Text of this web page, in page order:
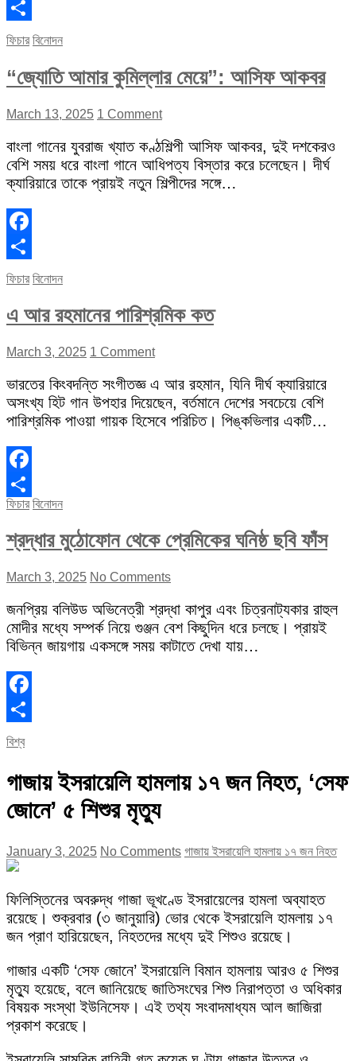
Facebook
Share
ফিচার বিনোদন
“জ্যোতি আমার কুমিল্লার মেয়ে”: আসিফ আকবর
March 13, 2025 1 Comment
বাংলা গানের যুবরাজ খ্যাত কণ্ঠশিল্পী আসিফ আকবর, দুই দশকেরও
বেশি সময় ধরে বাংলা গানে আধিপত্য বিস্তার করে চলেছেন। দীর্ঘ
ক্যারিয়ারে তাকে প্রায়ই নতুন শিল্পীদের সঙ্গে…
Facebook
Share
ফিচার বিনোদন
এ আর রহমানের পারিশ্রমিক কত
March 3, 2025 1 Comment
ভারতের কিংবদন্তি সংগীতজ্ঞ এ আর রহমান, যিনি দীর্ঘ ক্যারিয়ারে
অসংখ্য হিট গান উপহার দিয়েছেন, বর্তমানে দেশের সবচেয়ে বেশি
পারিশ্রমিক পাওয়া গায়ক হিসেবে পরিচিত। পিঙ্কভিলার একটি…
Facebook
Share
ফিচার বিনোদন
শ্রদ্ধার মুঠোফোন থেকে প্রেমিকের ঘনিষ্ঠ ছবি ফাঁস
March 3, 2025 No Comments
জনপ্রিয় বলিউড অভিনেত্রী শ্রদ্ধা কাপুর এবং চিত্রনাট্যকার রাহুল
মোদীর মধ্যে সম্পর্ক নিয়ে গুঞ্জন বেশ কিছুদিন ধরে চলছে। প্রায়ই
বিভিন্ন জায়গায় একসঙ্গে সময় কাটাতে দেখা যায়…
Facebook
Share
বিশ্ব
গাজায় ইসরায়েলি হামলায় ১৭ জন নিহত, ‘সেফ
জোনে’ ৫ শিশুর মৃত্যু
January 3, 2025 No Comments গাজায় ইসরায়েলি হামলায় ১৭ জন নিহত
ফিলিস্তিনের অবরুদ্ধ গাজা ভূখণ্ডে ইসরায়েলের হামলা অব্যাহত
রয়েছে। শুক্রবার (৩ জানুয়ারি) ভোর থেকে ইসরায়েলি হামলায় ১৭
জন প্রাণ হারিয়েছেন, নিহতদের মধ্যে দুই শিশুও রয়েছে।
গাজার একটি ‘সেফ জোনে’ ইসরায়েলি বিমান হামলায় আরও ৫ শিশুর
মৃত্যু হয়েছে, বলে জানিয়েছে জাতিসংঘের শিশু নিরাপত্তা ও অধিকার
বিষয়ক সংস্থা ইউনিসেফ। এই তথ্য সংবাদমাধ্যম আল জাজিরা
প্রকাশ করেছে।